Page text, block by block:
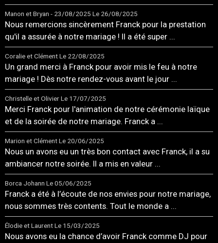
Manon et Bryan - 23/08/2025 Le 26/08/2025
Nous remercions sincèrement Franck pour la prestation
qu'il a assurée à notre mariage ! Il a été super ...
Coralie et ClémentLe 22/08/2025
Un grand merci à Franck pour avoir mis le feu à notre
mariage ! Dès notre rendez-vous avant le jour ...
Christelle et OlivierLe 17/07/2025
Merci Franck pour l'animation de notre cérémonie laïque
et de la soirée de notre mariage. Franck a ...
Marion et ClémentLe 20/06/2025
Nous un avons eu un très bon contact avec Franck, il a su
ambiancer notre soirée. Il a mis en valeur ...
Borca Johann Le 05/06/2025
Franck a été à l’écoute de nos envies pour notre mariage,
nous sommes très contents. Tout le monde a ...
Élodie et LaurentLe 15/03/2025
Nous avons eu la chance d’avoir Franck comme DJ pour